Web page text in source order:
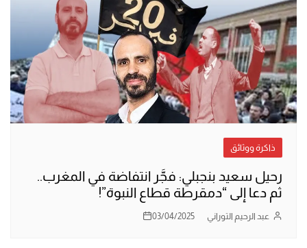
ذاكرة ووثائق
رحيل سعيد بنجبلي: فجَّر انتفاضة في المغرب..
ثم دعا إلى “دمقرطة قطاع النبوة”!
عبد الرحيم التوراني 03/04/2025